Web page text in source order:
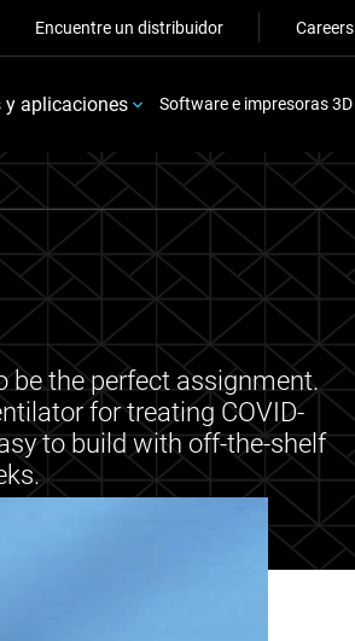
Encuentre un distribuidor Careers
y aplicaciones Software e impresoras 3D
be the perfect assignment.
for treating COVID-
to build with off-the-shelf